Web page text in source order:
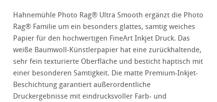
Hahnemühle Photo Rag® Ultra Smooth ergänzt die Photo
Rag® Familie um ein besonders glattes, samtig weiches
Papier für den hochwertigen FineArt Inkjet Druck. Das
weiße Baumwoll-Künstlerpapier hat eine zurückhaltende,
sehr fein texturierte Oberfläche und besticht haptisch mit
einer besonderen Samtigkeit. Die matte Premium-Inkjet-
Beschichtung garantiert außerordentliche
Druckergebnisse mit eindrucksvoller Farb- und